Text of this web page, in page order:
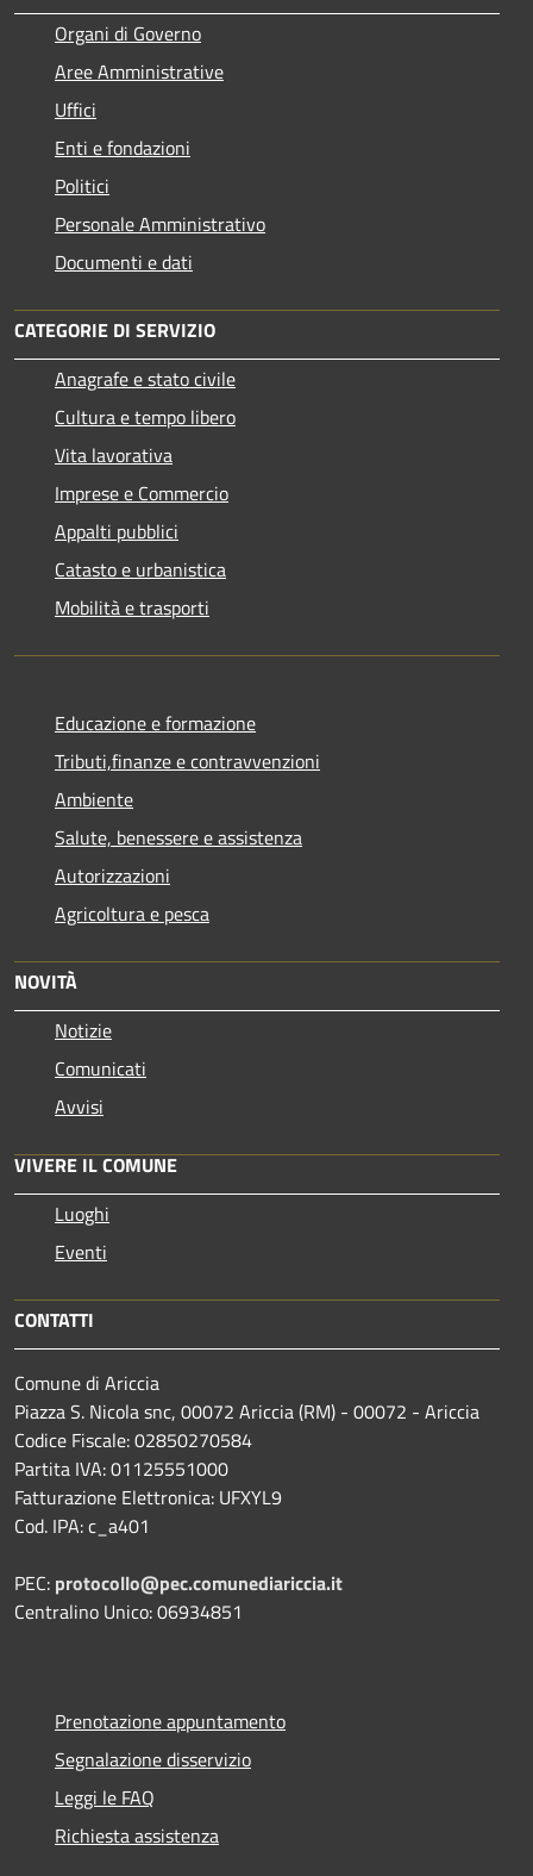
Organi di Governo
Aree Amministrative
Uffici
Enti e fondazioni
Politici
Personale Amministrativo
Documenti e dati
CATEGORIE DI SERVIZIO
Anagrafe e stato civile
Cultura e tempo libero
Vita lavorativa
Imprese e Commercio
Appalti pubblici
Catasto e urbanistica
Mobilità e trasporti
Educazione e formazione
Tributi,finanze e contravvenzioni
Ambiente
Salute, benessere e assistenza
Autorizzazioni
Agricoltura e pesca
NOVITÀ
Notizie
Comunicati
Avvisi
VIVERE IL COMUNE
Luoghi
Eventi
CONTATTI
Comune di Ariccia
Piazza S. Nicola snc, 00072 Ariccia (RM) - 00072 - Ariccia
Codice Fiscale: 02850270584
Partita IVA: 01125551000
Fatturazione Elettronica: UFXYL9
Cod. IPA: c_a401
PEC: protocollo@pec.comunediariccia.it
Centralino Unico: 06934851
Prenotazione appuntamento
Segnalazione disservizio
Leggi le FAQ
Richiesta assistenza